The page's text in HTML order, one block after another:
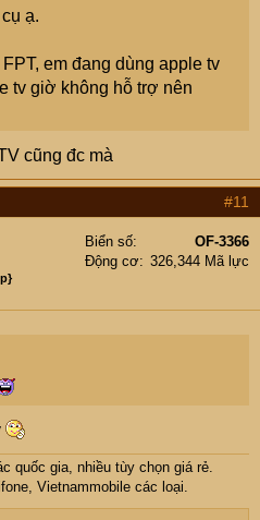
ạ.
em đang dùng apple tv
tv giờ không hỗ trợ nên
cũng đc mà
#11
Biển số
OF-3366
Động cơ
326,344 Mã lực
quốc gia, nhiều tùy chọn giá rẻ.
Vietnammobile các loại.